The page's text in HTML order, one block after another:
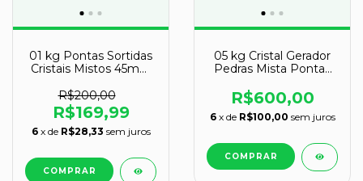
01 kg Pontas Sortidas
Cristais Mistos 45mm
R$200,00
R$169,99
6 x de R$28,33 sem juros
05 kg Cristal Gerador
Pedras Mista Pontas
Natural ATACADO
R$600,00
6 x de R$100,00 sem juros